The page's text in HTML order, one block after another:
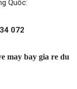
Quốc:
072
may bay gia re du